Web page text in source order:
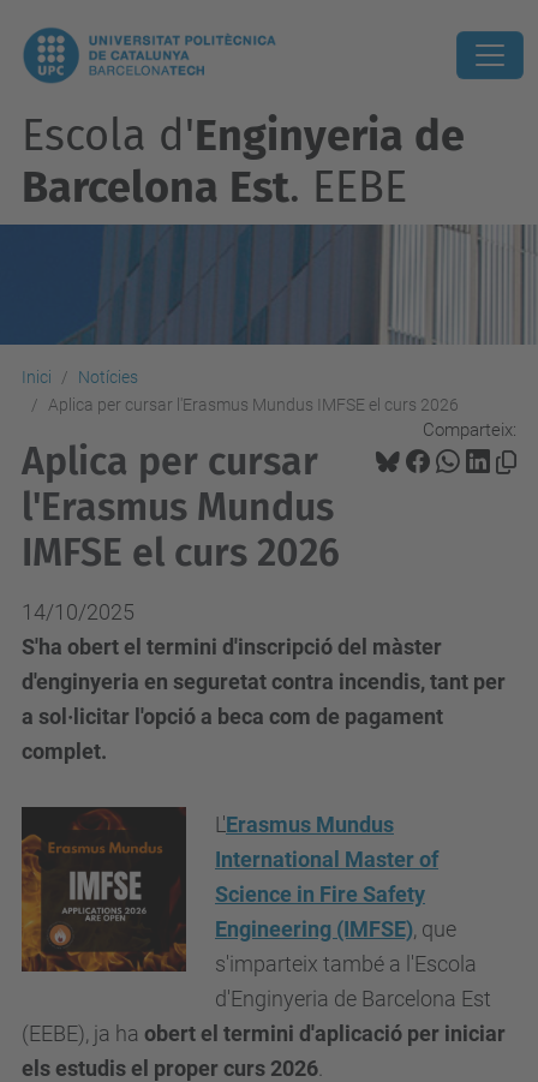
Escola d'Enginyeria de
Barcelona Est. EEBE
Inici
Notícies
Aplica per cursar l'Erasmus Mundus IMFSE el curs 2026
Comparteix:
Aplica per cursar
l'Erasmus Mundus
IMFSE el curs 2026
14/10/2025
S'ha obert el termini d'inscripció del màster
d'enginyeria en seguretat contra incendis, tant per
a sol·licitar l'opció a beca com de pagament
complet.
L'Erasmus Mundus
International Master of
Science in Fire Safety
Engineering (IMFSE), que
s'imparteix també a l'Escola
d'Enginyeria de Barcelona Est
(EEBE), ja ha obert el termini d'aplicació per iniciar
els estudis el proper curs 2026